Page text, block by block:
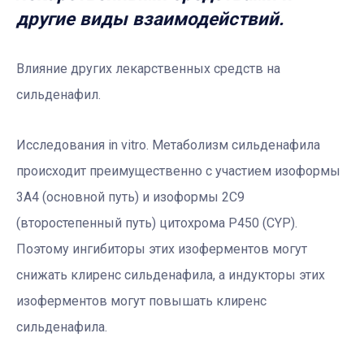
другие виды взаимодействий.
Влияние других лекарственных средств на
сильденафил.
Исследования in vitro. Метаболизм сильденафила
происходит преимущественно с участием изоформы
3А4 (основной путь) и изоформы 2С9
(второстепенный путь) цитохрома Р450 (CYP).
Поэтому ингибиторы этих изоферментов могут
снижать клиренс сильденафила, а индукторы этих
изоферментов могут повышать клиренс
сильденафила.